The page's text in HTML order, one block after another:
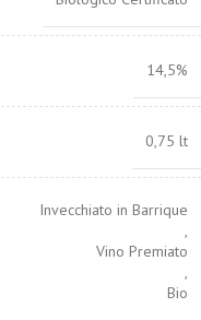
14,5%
0,75 lt
Invecchiato in Barrique
,
Vino Premiato
,
Bio